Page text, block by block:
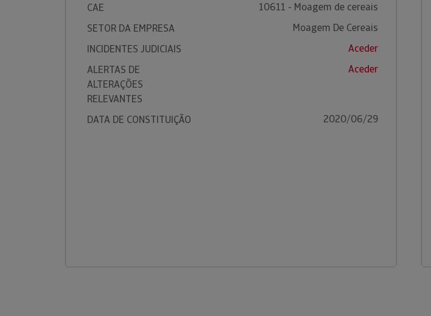
CAE
10611 - Moagem de cereais
SETOR DA EMPRESA
Moagem De Cereais
INCIDENTES JUDICIAIS
Aceder
ALERTAS DE
ALTERAÇÕES
RELEVANTES
Aceder
DATA DE CONSTITUIÇÃO 2020/06/29